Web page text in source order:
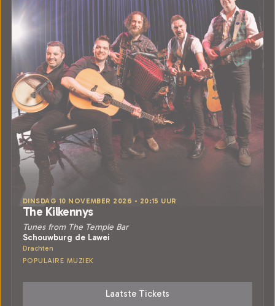
DINSDAG 10 NOVEMBER 2026 • 20:15 UUR
The Kilkennys
Tunes from The Temple Bar
Schouwburg de Lawei
Drachten
POPULAIRE MUZIEK
Laatste Tickets